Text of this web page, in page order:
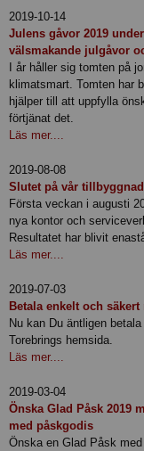
2019-10-14
Julens gåvor 2019
välsmakande julgåvor
I år håller sig tomten på
klimatsmart. Tomten har
hjälper till att uppfylla
förtjänat det.
Läs mer....
2019-08-08
Slutet på vår
Första veckan i augusti
nya kontor och
Resultatet har blivit
Läs mer....
2019-07-03
Betala enkelt och
Nu kan Du äntligen
Torebrings hemsida.
Läs mer....
2019-03-04
Önska Glad Påsk 2019
med påskgodis
Önska en Glad Påsk